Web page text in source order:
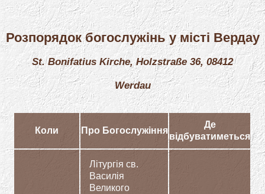
Розпорядок богослужінь у місті Вердау
St. Bonifatius Kirche, Holzstraße 36, 08412
Werdau
Коли Про Богослужіння
Де
відбуватиметься
Літургія св.
Василія
Великого